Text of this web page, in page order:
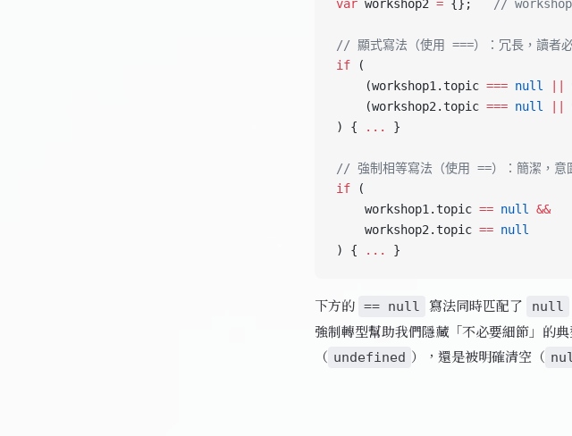
var workshop2 = {}; //
// 顯式寫法（使用 ===）：冗長，讀者
if (
    (workshop1.topic
=== null
    (workshop2.topic
=== null
) {
... }
// 強制相等寫法（使用 ==）：簡潔，意
if (
    workshop1.topic
== null
&&
    workshop2.topic
== null
) {
... }
下方的 == null 寫法同時匹配了 null
強制轉型幫助我們隱藏「不必要細節」的
（ undefined ），還是被明確清空（